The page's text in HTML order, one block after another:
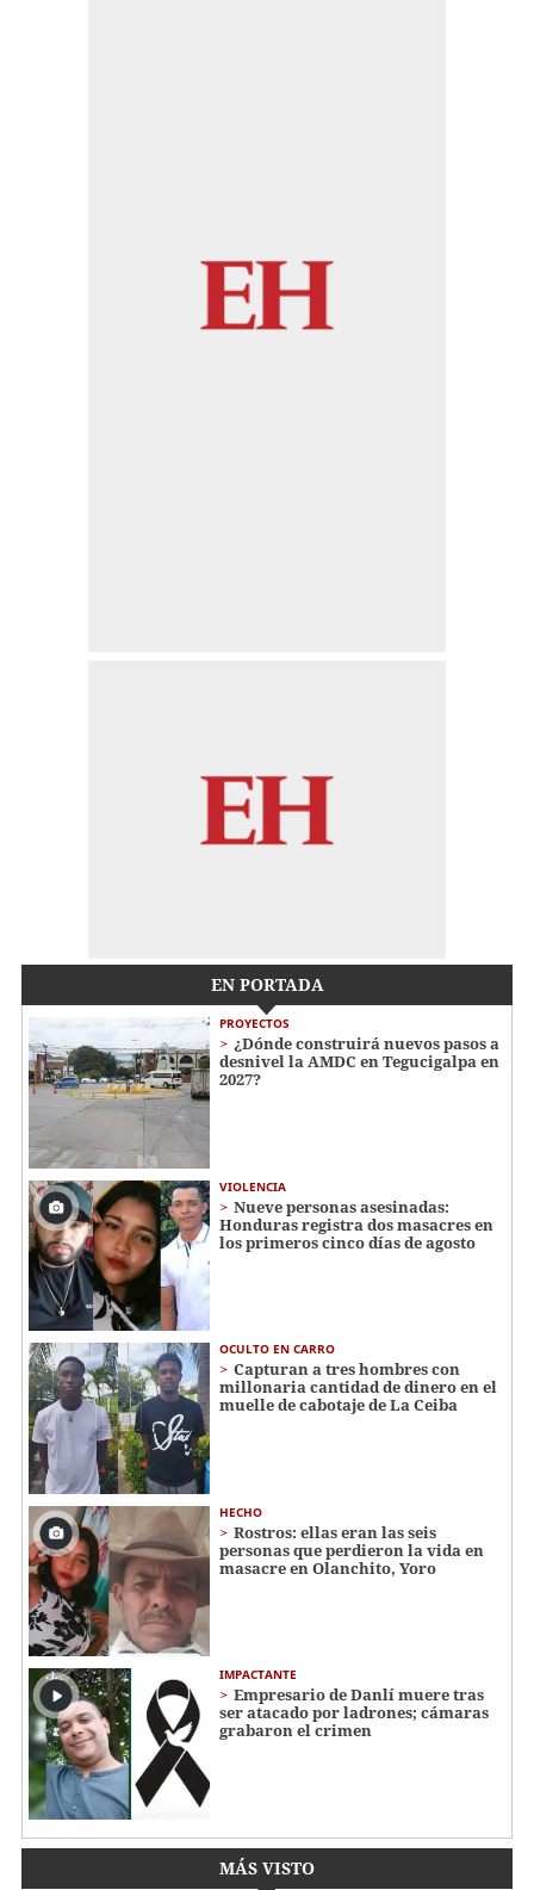
EN PORTADA
PROYECTOS
¿Dónde construirá nuevos pasos a
desnivel la AMDC en Tegucigalpa en
2027?
VIOLENCIA
Nueve personas asesinadas:
Honduras registra dos masacres en
los primeros cinco días de agosto
OCULTO EN CARRO
Capturan a tres hombres con
millonaria cantidad de dinero en el
muelle de cabotaje de La Ceiba
HECHO
Rostros: ellas eran las seis
personas que perdieron la vida en
masacre en Olanchito, Yoro
IMPACTANTE
Empresario de Danlí muere tras
ser atacado por ladrones; cámaras
grabaron el crimen
MÁS VISTO